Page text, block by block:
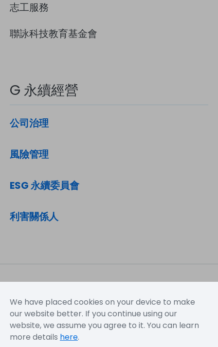
志工服務
聯詠科技教育基金會
G 永續經營
公司治理
風險管理
ESG 永續委員會
利害關係人
網站地圖 使用規定 隱私權聲明
Copyright © 2026 Novatek Microelectronics Corp. All
We have placed cookies on your device to make
our website better. If you continue using our
website, we assume you agree to it. You can learn
more details here.